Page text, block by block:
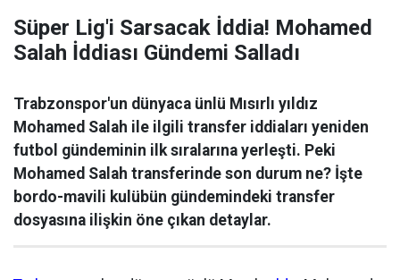
Süper Lig'i Sarsacak İddia! Mohamed
Salah İddiası Gündemi Salladı
Trabzonspor'un dünyaca ünlü Mısırlı yıldız
Mohamed Salah ile ilgili transfer iddiaları yeniden
futbol gündeminin ilk sıralarına yerleşti. Peki
Mohamed Salah transferinde son durum ne? İşte
bordo-mavili kulübün gündemindeki transfer
dosyasına ilişkin öne çıkan detaylar.